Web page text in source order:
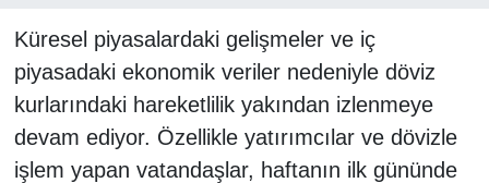
Küresel piyasalardaki gelişmeler ve iç
piyasadaki ekonomik veriler nedeniyle döviz
kurlarındaki hareketlilik yakından izlenmeye
devam ediyor. Özellikle yatırımcılar ve dövizle
işlem yapan vatandaşlar, haftanın ilk gününde